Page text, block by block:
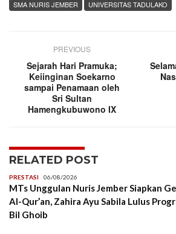
SMA NURIS JEMBER
UNIVERSITAS TADULAKO
PREVIOUS
Sejarah Hari Pramuka;
Keiinginan Soekarno
sampai Penamaan oleh
Sri Sultan
Hamengkubuwono IX
RELATED POST
PRESTASI 06/08/2026
MTs Unggulan Nuris Jember Siapkan
Al-Qur’an, Zahira Ayu Sabila Lulus
Bil Ghoib